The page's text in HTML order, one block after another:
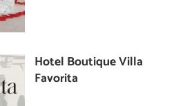
Hotel Boutique Villa
Favorita